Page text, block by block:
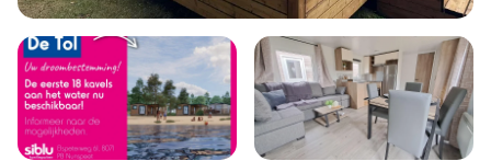
4 1 40m2